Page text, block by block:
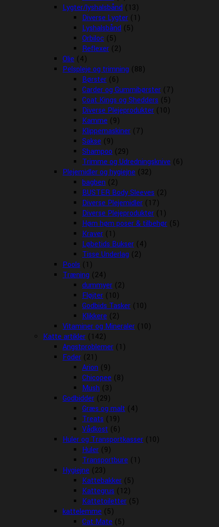
Lygter/lyshalsbånd (13)
Diverse Lygter (1)
Lyshalsbånd (5)
Orbiloc (5)
Reflexer (2)
Olie (4)
Pelspleje og trimning (88)
Børster (6)
Carder og Gummibørster (7)
Coat Kings og Shedders (5)
Diverse Plejeprodukter (10)
Kamme (9)
Klippemaskiner (7)
Sakse (9)
Shampoo (29)
Trimme og Udredningsknive (6)
Plejemidler og hygiejne (32)
bagben (2)
BUSTER Body Sleeves (2)
Diverse Plejemidler (17)
Diverse Plejeprodukter (1)
Høm høm poser & tilbehør (5)
Kraver (1)
Løbetids Bukser (4)
Tisse Underlag (2)
Pools (1)
Træning (24)
dummyer (2)
Fløjter (10)
Godbids Tasker (10)
Klikkere (2)
Vitaminer og Mineraler (10)
Katte artikler (142)
Angstproblemer (1)
Foder (21)
Arion (9)
Chicopee (8)
Mush (3)
Godbidder (29)
Græs og malt (4)
Treats (19)
Vådkost (6)
Huler og Transportkasser (10)
Huler (9)
Transportbure (1)
Hygiejne (23)
Kattebakker (5)
Kattegrus (12)
Kattetoiletter (5)
kattelemme (5)
Cat Mate (5)